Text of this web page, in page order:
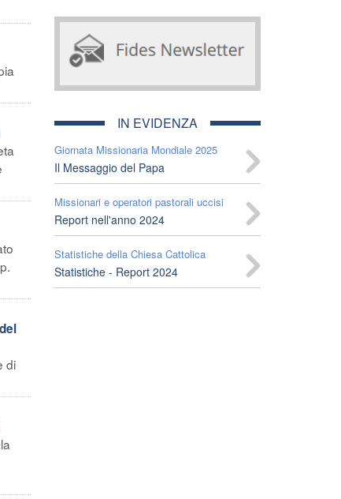
di
IN EVIDENZA
Giornata Missionaria Mondiale 2025
Il Messaggio del Papa
Missionari e operatori pastorali uccisi
Report nell'anno 2024
Statistiche della Chiesa Cattolica
Statistiche - Report 2024